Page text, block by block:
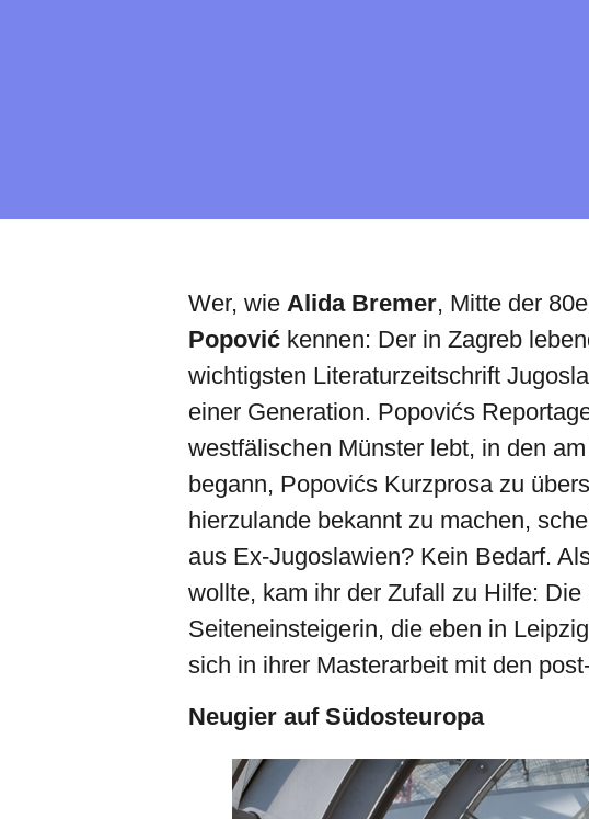
Wer, wie Alida Bremer, Mitte der
Popović kennen: Der in Zagreb
wichtigsten Literaturzeitschrift
einer Generation. Popovićs
westfälischen Münster lebt, in den
begann, Popovićs Kurzprosa zu
hierzulande bekannt zu machen,
aus Ex-Jugoslawien? Kein Bedarf.
wollte, kam ihr der Zufall zu Hilfe:
Seiteneinsteigerin, die eben in
sich in ihrer Masterarbeit mit den
Neugier auf Südosteuropa